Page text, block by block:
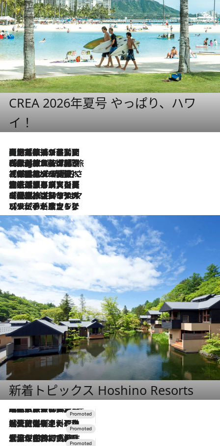
CREA 2026年夏号 やっぱり、ハワ
イ！
2026.8.5
【厳選旅コスメ】国内をあちこち移動する河井菜摘が選んだ夏旅ベストコスメ発表！「リラックスアイテムはマスト」【Mサイズジップ】
2026.8.4
【厳選旅コスメ】「紫外線＆乾燥対策しながらメイク感も！」ヘア＆メイクGeorgeが選んだ夏旅ベストコスメを発表！【Mサイズジップ】
2026.8.3
【厳選旅コスメ】「保湿もタイパ重視！」“サウナ好き”タレント清水みさとが愛用する夏旅ベストコスメを発表！【Mサイズジップ】
2026.8.2
【厳選旅コスメ】美容家・瀬戸麻実の夏旅ベストコスメを発表！「ストレスなく使えるクレンジング＆洗顔は必須」【Mサイズジップ】
2026.8.1
【厳選旅コスメ】「UV＆美白ケアはマスト！」フリーアナウンサー宇賀なつみの夏旅ベストコスメを発表！【Mサイズジップ】
2026.7.23
【リピート確定！】ハワイの名店ランチプレートとサンドイッチ、手が止まらない人気ドーナツ
新着トピックス Hoshino Resorts
2026.7.31
【ホテル帰省】という選択肢をOMOが提案。家族とほどよい距離を保つには「昼は実家、夜は気兼ねなくホテルで！」
2026.7.24
【夏限定ディナーコース】旬を迎える稚鮎や花ズッキーニなどをイタリア・トスカーナの郷土料理の手法で満喫！
2026.7.17
「土佐和ハーブかき氷」がOMO7高知に登場！生姜、山椒、大葉など目にも舌にも涼を呼ぶ郷土の味